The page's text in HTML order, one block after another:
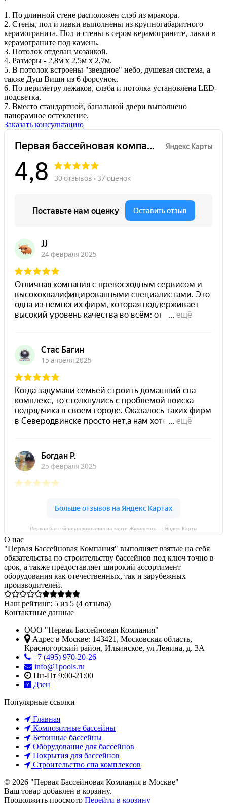
1. По длинной стене расположен слэб из мрамора.
2. Стены, пол и лавки выполнены из крупногабаритного
керамогранита. Пол и стены в сером керамограните, лавки в
керамограните под камень.
3. Потолок отделан мозаикой.
4. Размеры - 2,8м х 2,5м х 2,7м.
5. В потолок встроены "звездное" небо, душевая система, а
также Душ Виши из 6 форсунок.
6. По периметру лежаков, слэба и потолка установлена LED-
подсветка.
7. Вместо стандартной, банальной двери выполнено
панорамное остекление.
Заказать консультацию
Первая бассейновая компания на карте Жуковского — ЯндексКарты
О нас
"Первая Бассейновая Компания" выполняет взятые на себя
обязательства по строительству бассейнов под ключ точно в
срок, а также предоставляет широкий ассортимент
оборудования как отечественных, так и зарубежных
производителей.
Наш рейтинг: 5 из 5 (4 отзыва)
Контактные данные
ООО "Первая Бассейновая Компания"
Адрес в Москве: 143421 , Московская область,
Красногорский район, Ильинское, ул Ленина, д. 3А
+7 (495) 970-20-26
info@1pools.ru
Пн-Пт 9:00-21:00
Дзен
Популярные ссылки
Главная
Композитные бассейны
Бетонные бассейны
Оборудование для бассейнов
Покрытия для бассейнов
Строительство спа комплексов
© 2026 "Первая Бассейновая Компания в Москве"
Ваш товар добавлен в корзину.
Продолжить просмотр Перейти в корзину